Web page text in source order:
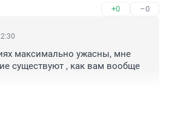
+0 –0
максимально ужасны, мне
существуют , как вам вообще